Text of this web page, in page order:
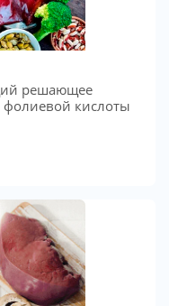
решающее
фолиевой кислоты